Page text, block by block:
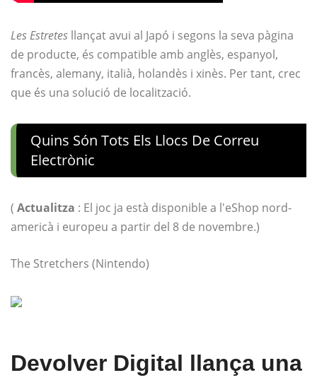
Les Estretes llançat avui al Japó i segons la seva pàgina
de producte, és compatible amb anglès, espanyol,
francès, alemany, italià, holandès i xinès. Per tant, crec
que és una solució de localització.
Quins Són Tots Els Llocs De Correu
Electrònic
( Actualitza : El joc ja està disponible a l'eShop nord-
americà i europeu a partir del 8 de novembre.)
The Stretchers (Nintendo)
Devolver Digital llança una